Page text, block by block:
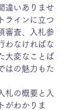
違いありませ
ラインに立つ
審査、入札参
わなければな
大変なことば
はの魅力もた
札の概要と入
がわかりま